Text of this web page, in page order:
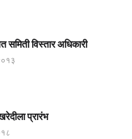
समिती विस्तार अधिकारी
प्रारंभ